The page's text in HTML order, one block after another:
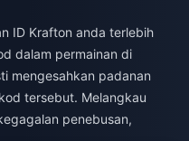
ID Krafton anda terlebih
dalam permainan di
mengesahkan padanan
tersebut. Melangkau
penebusan,